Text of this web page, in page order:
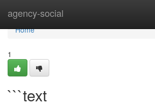
agency-social
Home
Home
1
```text